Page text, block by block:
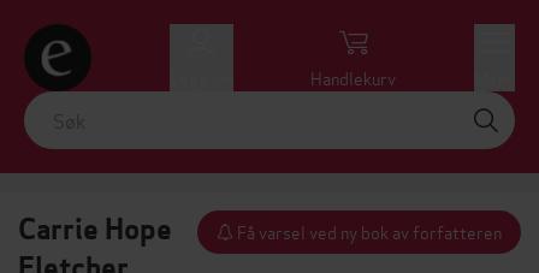
Handlekurv
Carrie Hope
Få varsel ved ny bok av forfatteren